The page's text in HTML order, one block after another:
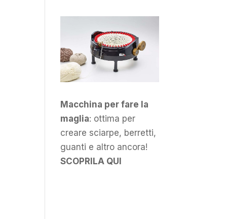
Macchina per fare la
maglia: ottima per
creare sciarpe, berretti,
guanti e altro ancora!
SCOPRILA QUI